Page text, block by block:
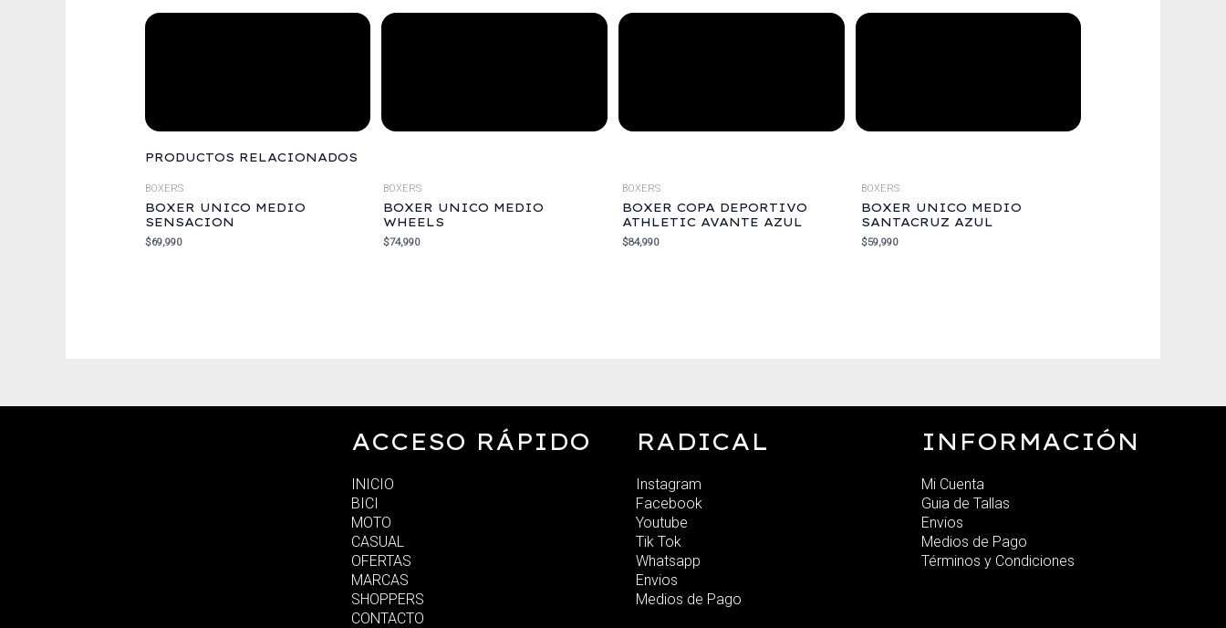
PRODUCTOS RELACIONADOS
BOXERS
BOXER UNICO MEDIO
SENSACION
$69,990
BOXERS
BOXER UNICO MEDIO
WHEELS
$74,990
BOXERS
BOXER COPA DEPORTIVO
ATHLETIC AVANTE AZUL
$84,990
BOXERS
BOXER UNICO MEDIO
SANTACRUZ AZUL
$59,990
ACCESO RÁPIDO
INICIO
BICI
MOTO
CASUAL
OFERTAS
MARCAS
SHOPPERS
CONTACTO
RADICAL
Instagram
Facebook
Youtube
Tik Tok
Whatsapp
Envios
Medios de Pago
INFORMACIÓN
Mi Cuenta
Guia de Tallas
Envios
Medios de Pago
Términos y Condiciones